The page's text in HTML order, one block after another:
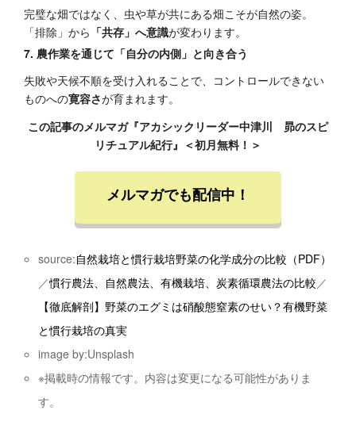
完璧な畑ではなく、虫や草が共にある畑こそが自然の姿。
「排除」から 「共存」へ意識が変わります。
7. 農作業を通じて「自分の内側」と向き合う
失敗や天候不順を受け入れることで、コントロールできない
ものへの寛容さが育まれます。
この記事のメルマガ『アカシックリーダー中津川 昴のスピ
リチュアル紀行』＜初月無料！＞
メルマガでも配信中！
source:自然栽培と慣行栽培野菜の化学成分の比較（PDF）
／慣行農法、自然農法、有機栽培、炭素循環農法の比較／
【徹底解剖】野菜のエグミは硝酸態窒素のせい？有機野菜
と慣行栽培の真実
image by:Unsplash
※掲載時の情報です。内容は変更になる可能性がありま
す。